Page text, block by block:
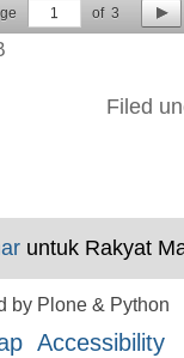
1 of 3
Filed
untuk Rakyat
by Plone & Python
Accessibility